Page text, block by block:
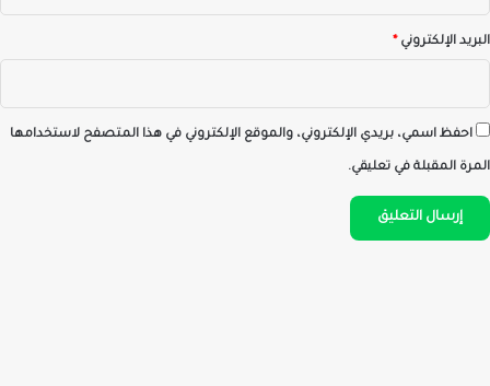
البريد الإلكتروني*
احفظ اسمي، بريدي الإلكتروني، والموقع الإلكتروني في هذا المتصفح لاستخدامها
المرة المقبلة في تعليقي.